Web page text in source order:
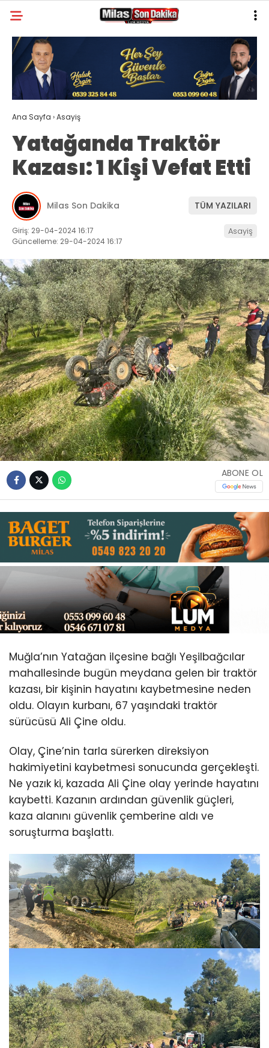
WhatsApp
İhbar Hattı
Facebook
Youtube
31.9
GALERİ YAZARLAR
MILAS
MUĞLA’DAN
ASAYIŞ
GÜNDEM
EKONOMI
SPOR
VEFAT
GENEL
İLETIŞIM
KÜNYE
Ana Sayfa ›Asayiş
Yatağanda Traktör
Kazası: 1 Kişi Vefat Etti
Milas Son Dakika TÜM YAZILARI
Giriş: 29-04-2024 16:17
Güncelleme: 29-04-2024 16:17
Asayiş
ABONE OL
Muğla’nın Yatağan ilçesine bağlı Yeşilbağcılar
mahallesinde bugün meydana gelen bir traktör
kazası, bir kişinin hayatını kaybetmesine neden
oldu. Olayın kurbanı, 67 yaşındaki traktör
sürücüsü Ali Çine oldu.
Olay, Çine’nin tarla sürerken direksiyon
hakimiyetini kaybetmesi sonucunda gerçekleşti.
Ne yazık ki, kazada Ali Çine olay yerinde hayatını
kaybetti. Kazanın ardından güvenlik güçleri,
kaza alanını güvenlik çemberine aldı ve
soruşturma başlattı.